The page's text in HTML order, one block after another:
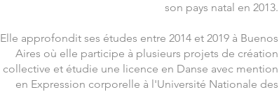
son pays natal en 2013.
Elle approfondit ses études entre 2014 et 2019 à Buenos
Aires où elle participe à plusieurs projets de création
collective et étudie une licence en Danse avec mention
en Expression corporelle à l'Université Nationale des